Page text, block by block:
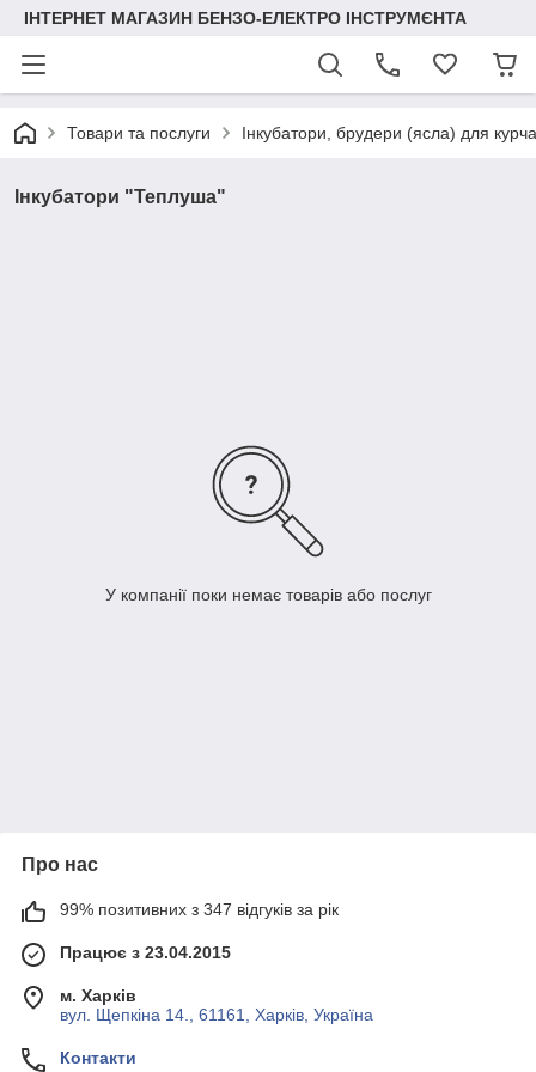
ІНТЕРНЕТ МАГАЗИН БЕНЗО-ЕЛЕКТРО ІНСТРУМЄНТА
Товари та послуги Інкубатори, брудери (ясла) для
Інкубатори "Теплуша"
У компанії поки немає товарів або послуг
Про нас
99% позитивних з 347 відгуків за рік
Працює з 23.04.2015
м. Харків
вул. Щепкіна 14., 61161, Харків, Україна
Контакти